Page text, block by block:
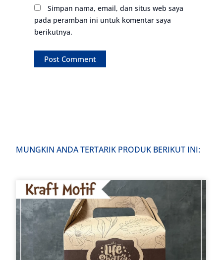
Simpan nama, email, dan situs web saya
pada peramban ini untuk komentar saya
berikutnya.
MUNGKIN ANDA TERTARIK PRODUK BERIKUT INI: